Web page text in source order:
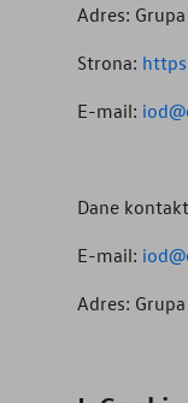
Adres:
Strona:
E-mail:
Dane
E-mail:
Adres: